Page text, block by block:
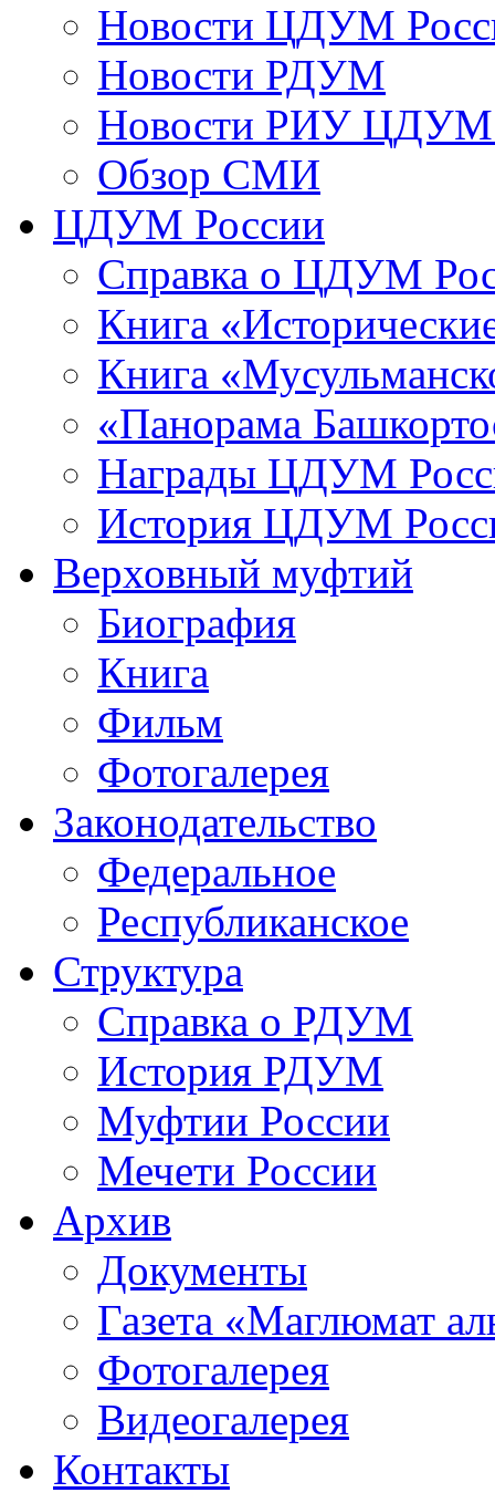
Новости ЦДУМ
Новости РДУМ
Новости РИУ ЦДУМ
Обзор СМИ
ЦДУМ России
Справка о ЦДУМ
Книга
Книга
«Панорама
Награды ЦДУМ
История ЦДУМ
Верховный муфтий
Биография
Книга
Фильм
Фотогалерея
Законодательство
Федеральное
Республиканское
Структура
Справка о РДУМ
История РДУМ
Муфтии России
Мечети России
Архив
Документы
Газета «Маглюмат
Фотогалерея
Видеогалерея
Контакты